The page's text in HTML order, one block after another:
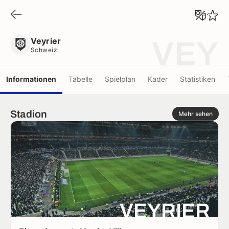
Veyrier
Schweiz
Informationen Tabelle Spielplan Kader Statistiken
Stadion Mehr sehen
VEYRIER